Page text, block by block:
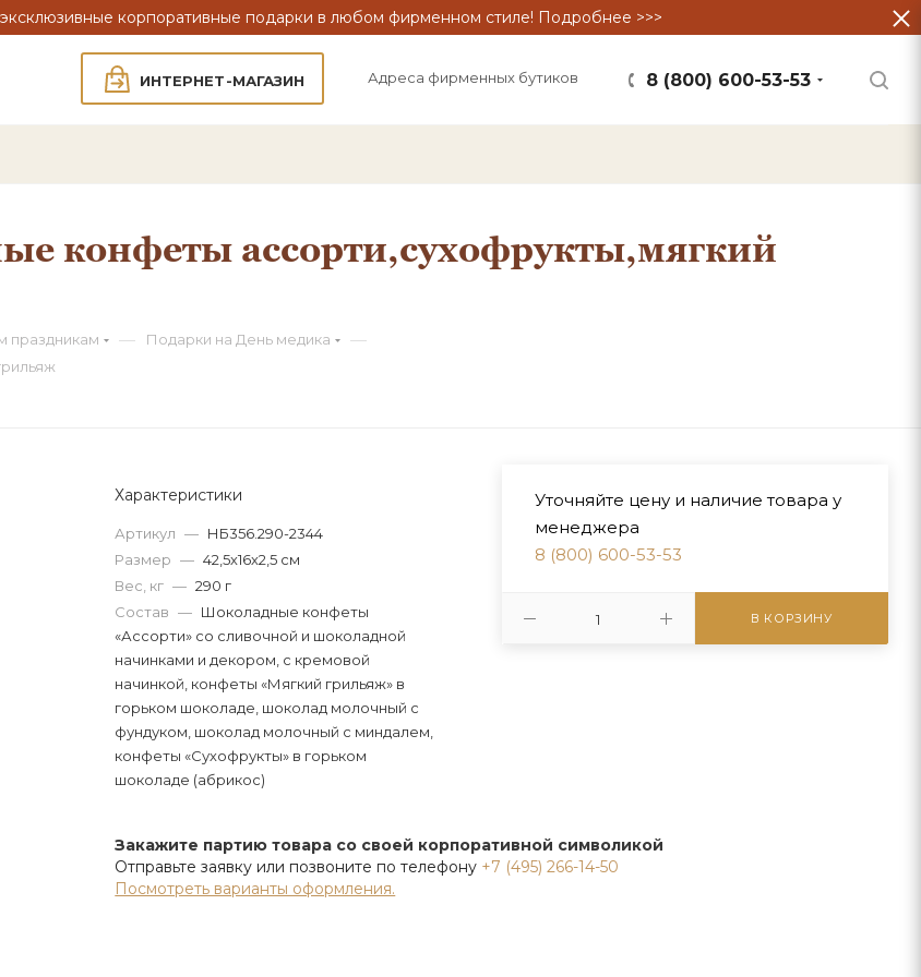
корпоративные подарки в любом фирменном стиле! Подробнее >>>
8 (800) 600-53-53
ИНТЕРНЕТ-МАГАЗИН Адреса фирменных бутиков
конфеты ассорти,сухофрукты,мягкий
праздникам — Подарки на День медика —
Характеристики
Артикул — НБ356.290-2344
Размер — 42,5х16х2,5 см
Вес, кг — 290 г
Состав — Шоколадные конфеты
«Ассорти» со сливочной и шоколадной
начинками и декором, с кремовой
начинкой, конфеты «Мягкий грильяж» в
горьком шоколаде, шоколад молочный с
фундуком, шоколад молочный с миндалем,
конфеты «Сухофрукты» в горьком
шоколаде (абрикос)
Уточняйте цену и наличие товара у
менеджера
8 (800) 600-53-53
В КОРЗИНУ
Закажите партию товара со своей корпоративной символикой
Отправьте заявку или позвоните по телефону +7 (495) 266-14-50
Посмотреть варианты оформления.